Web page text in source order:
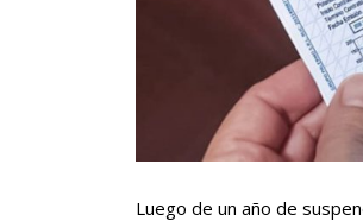
Luego de un año de